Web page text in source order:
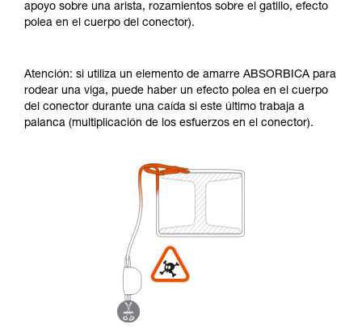
apoyo sobre una arista, rozamientos sobre el gatillo, efecto
polea en el cuerpo del conector).
Atención: si utiliza un elemento de amarre ABSORBICA para
rodear una viga, puede haber un efecto polea en el cuerpo
del conector durante una caída si este último trabaja a
palanca (multiplicación de los esfuerzos en el conector).